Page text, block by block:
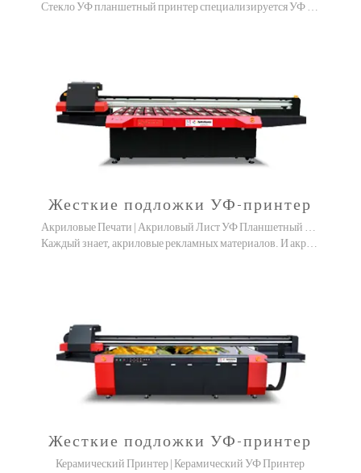
Стекло УФ планшетный принтер специализируется УФ печатная машина для коммерческих целей!
Жесткие подложки УФ-принтер
Акриловые Печати | Акриловый Лист УФ Планшетный Принтер
Каждый знает, акриловые рекламных материалов. И акриловые УФ принтеры Просто направлены на этот материал!
Жесткие подложки УФ-принтер
Керамический Принтер | Керамический УФ Принтер